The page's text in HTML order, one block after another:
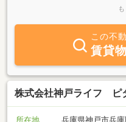
知らせ下さい♪◎神戸市営地
長田区、須磨区、垂水区、西
す！！ お客様用駐車場完備♪
でお気軽にお申し付け下さい
物件・新築物件・敷＆礼０円
件・レオパレス・ＵＲ賃貸・
物件・駐車場・店舗・倉庫・
様のご満足のいく物件をご紹
この不
賃貸
株式会社神戸ライフ ピ
所在地
兵庫県神戸市兵